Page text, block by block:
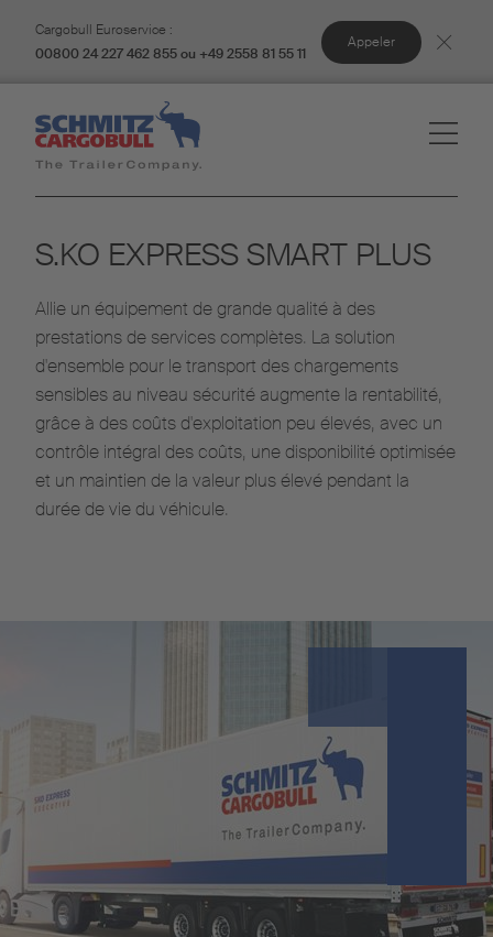
Cargobull Euroservice :
00800 24 227 462 855 ou +49 2558 81 55 11
Appeler
S.KO EXPRESS SMART PLUS
Allie un équipement de grande qualité à des
prestations de services complètes. La solution
d'ensemble pour le transport des chargements
sensibles au niveau sécurité augmente la rentabilité,
grâce à des coûts d'exploitation peu élevés, avec un
contrôle intégral des coûts, une disponibilité optimisée
et un maintien de la valeur plus élevé pendant la
durée de vie du véhicule.